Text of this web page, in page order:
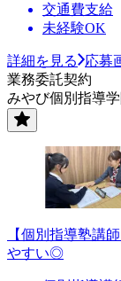
交通費支給
未経験OK
詳細を見る
応募
業務委託契約
みやび個別指導
【個別指導塾講
やすい◎